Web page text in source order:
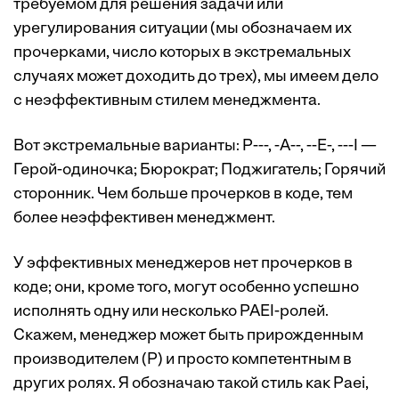
требуемом для решения задачи или
урегулирования ситуации (мы обозначаем их
прочерками, число которых в экстремальных
случаях может доходить до трех), мы имеем дело
с неэффективным стилем менеджмента.
Вот экстремальные варианты: P---, -A--, --E-, ---I —
Герой-одиночка; Бюрократ; Поджигатель; Горячий
сторонник. Чем больше прочерков в коде, тем
более неэффективен менеджмент.
У эффективных менеджеров нет прочерков в
коде; они, кроме того, могут особенно успешно
исполнять одну или несколько PAEI-ролей.
Скажем, менеджер может быть прирожденным
производителем (P) и просто компетентным в
других ролях. Я обозначаю такой стиль как Paei,